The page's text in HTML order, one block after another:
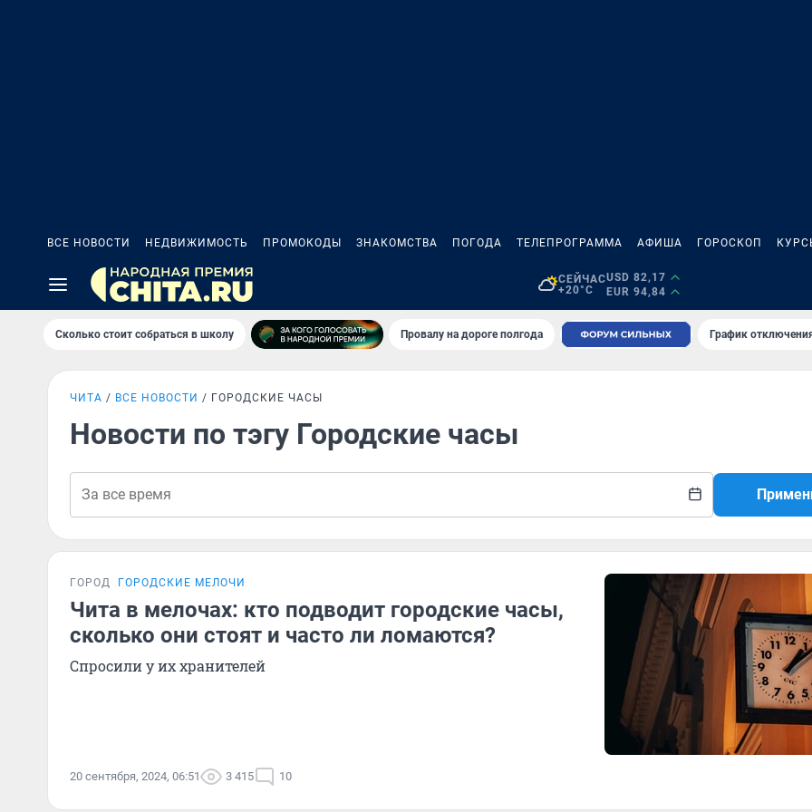
ВСЕ НОВОСТИ НЕДВИЖИМОСТЬ ПРОМОКОДЫ ЗНАКОМСТВА ПОГОДА ТЕЛЕПРОГРАММА АФИША ГОРОСКОП
СЕЙЧАС
+20°C
USD 82,17
EUR 94,84
Сколько стоит собраться в школу Провалу на дороге полгода График
ЧИТА ВСЕ НОВОСТИ ГОРОДСКИЕ ЧАСЫ
Новости по тэгу Городские часы
ГОРОД ГОРОДСКИЕ МЕЛОЧИ
Чита в мелочах: кто подводит городские часы,
сколько они стоят и часто ли ломаются?
Спросили у их хранителей
20 сентября, 2024, 06:51 3 415 10